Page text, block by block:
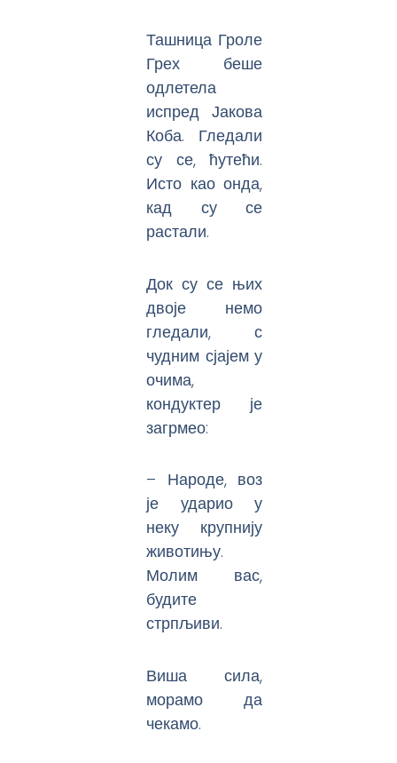
Ташница Гроле
Грех беше
одлетела
испред Јакова
Коба. Гледали
су се, ћутећи.
Исто као онда,
кад су се
растали.
Док су се њих
двоје немо
гледали, с
чудним сјајем у
очима,
кондуктер је
загрмео:
– Народе, воз
је ударио у
неку крупнију
животињу.
Молим вас,
будите
стрпљиви.
Виша сила,
морамо да
чекамо.